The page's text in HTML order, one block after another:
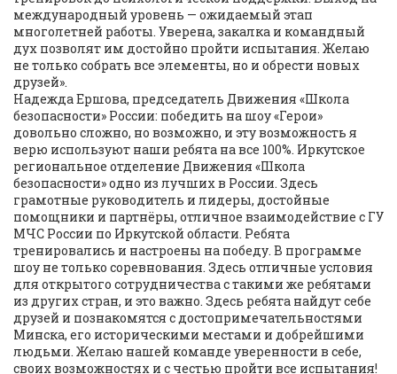
международный уровень — ожидаемый этап
многолетней работы. Уверена, закалка и командный
дух позволят им достойно пройти испытания. Желаю
не только собрать все элементы, но и обрести новых
друзей».
Надежда Ершова, председатель Движения «Школа
безопасности» России: победить на шоу «Герои»
довольно сложно, но возможно, и эту возможность я
верю используют наши ребята на все 100%. Иркутское
региональное отделение Движения «Школа
безопасности» одно из лучших в России. Здесь
грамотные руководитель и лидеры, достойные
помощники и партнёры, отличное взаимодействие с ГУ
МЧС России по Иркутской области. Ребята
тренировались и настроены на победу. В программе
шоу не только соревнования. Здесь отличные условия
для открытого сотрудничества с такими же ребятами
из других стран, и это важно. Здесь ребята найдут себе
друзей и познакомятся с достопримечательностями
Минска, его историческими местами и добрейшими
людьми. Желаю нашей команде уверенности в себе,
своих возможностях и с честью пройти все испытания!